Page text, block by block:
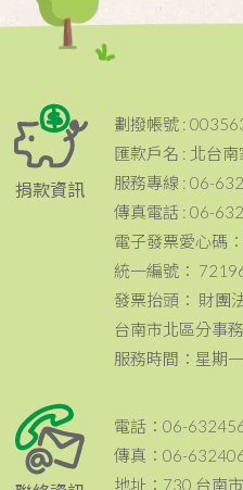
捐款資訊
劃撥帳號 :
匯款戶名 : 北台
服務專線 : 06-
傳真電話 : 06-
電子發票愛心碼
統一編號：
發票抬頭： 財團
台南市北區分事
服務時間：星期
電話：06-
傳真：06-
地址：730 台南